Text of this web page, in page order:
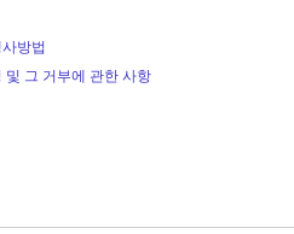
방법
및 그 거부에 관한 사항